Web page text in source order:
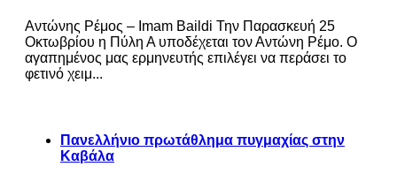
Αντώνης Ρέμος – Imam Baildi Την Παρασκευή 25
Οκτωβρίου η Πύλη Α υποδέχεται τον Αντώνη Ρέμο. Ο
αγαπημένος μας ερμηνευτής επιλέγει να περάσει το
φετινό χειμ...
Πανελλήνιο πρωτάθλημα πυγμαχίας στην
Καβάλα